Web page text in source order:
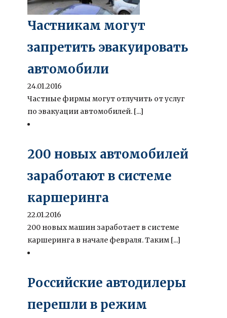
Частникам могут
запретить эвакуировать
автомобили
24.01.2016
Частные фирмы могут отлучить от услуг
по эвакуации автомобилей. [...]
200 новых автомобилей
заработают в системе
каршеринга
22.01.2016
200 новых машин заработает в системе
каршеринга в начале февраля. Таким [...]
Российские автодилеры
перешли в режим